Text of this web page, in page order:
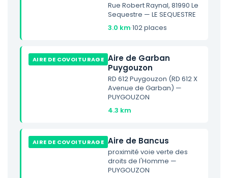
Rue Robert Raynal, 81990 Le
Sequestre — LE SEQUESTRE
3.0 km·102 places
AIRE DE COVOITURAGE Aire de Garban
Puygouzon
RD 612 Puygouzon (RD 612 X
Avenue de Garban) —
PUYGOUZON
4.3 km
AIRE DE COVOITURAGE Aire de Bancus
proximité voie verte des
droits de l'Homme —
PUYGOUZON